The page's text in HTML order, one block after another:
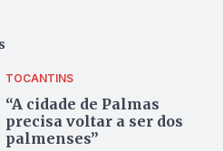
TOCANTINS
“A cidade de Palmas
precisa voltar a ser dos
palmenses”